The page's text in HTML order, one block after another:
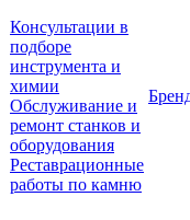
Консультации в
подборе
инструмента и
химии
Обслуживание и
ремонт станков и
оборудования
Реставрационные
работы по камню